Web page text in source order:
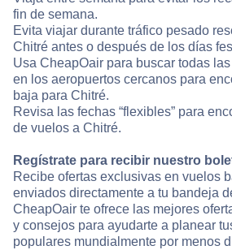
fin de semana.
Evita viajar durante tráfico pesado
Chitré antes o después de los días
Usa CheapOair para buscar todas
en los aeropuertos cercanos para
baja para Chitré.
Revisa las fechas “flexibles” para
de vuelos a Chitré.
Regístrate para recibir nuestro
Recibe ofertas exclusivas en vuelos
enviados directamente a tu bandeja
CheapOair te ofrece las mejores
y consejos para ayudarte a planear
populares mundialmente por menos